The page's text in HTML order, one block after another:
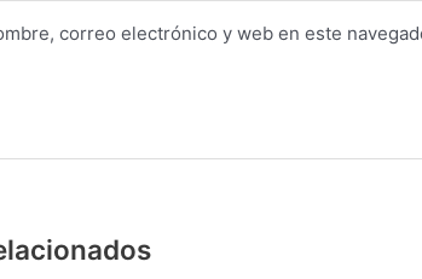
correo electrónico y web en este